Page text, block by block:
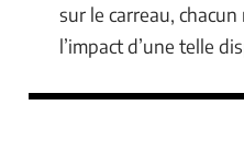
sur le carreau,
l’impact d’une telle